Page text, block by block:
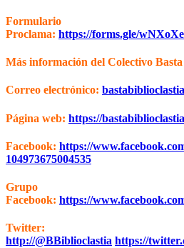
Formulario
Proclama: https://forms.gle/
Más información del Colectivo
Correo electrónico:
Página web: https://
Facebook: https://
104973675004535
Grupo
Facebook: https://
Twitter:
http://@BBiblioclastia https://